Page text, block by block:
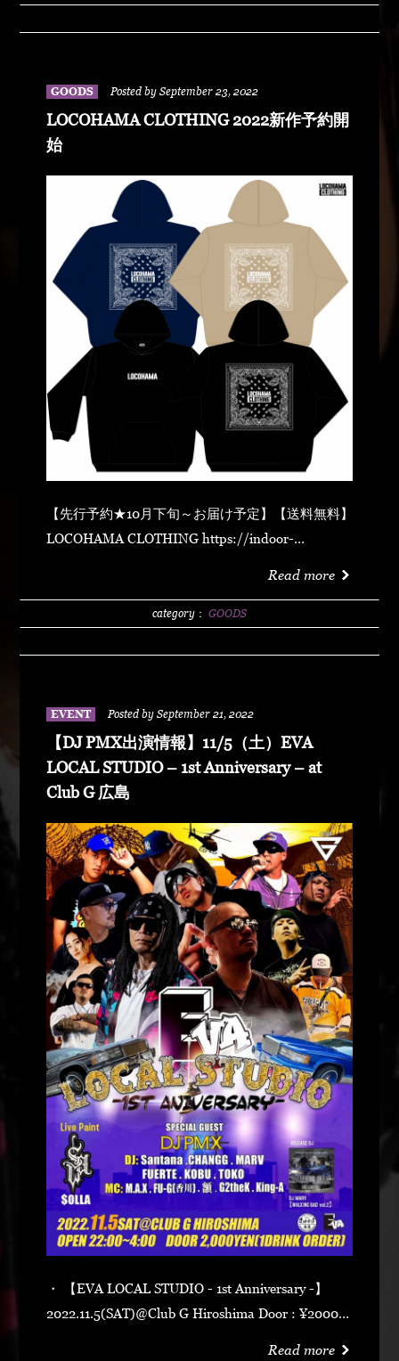
ど歴代の代表曲14曲に、新曲を2曲加えた全16曲を
詰め込んだベストアルバムがここに完成！
2022.9.21 ON STREETcak73 BEST ALBUM「ALL
BEATBANK(2021) 3.Night Cruisin'
ft.Kayzabro(DS455) / prod.by DJ KENZI a.k.a
BLACK BEATZ(2017) 4.Come With Us ft.DJ
GO /
prod.by DJ
GO(2017) 5.ARUGA MAMA ft.KUTS
DA COYOTE&BUGA SUMMER / prod.by DJ
PMX(2021) 6.SUNDAY / prod.by
BEATBANK(2022) 7.Don't Forget Da Roots ft.YKT
~DPG shout outver.~ / prod.by Kazto Fresh(2016)
8.FLeX SUMMeR ft. TAKIZAWA STEPH / prod.by
DJ KENZI a.k.a BLACK BEATZ(2021) 9.ZERO /
prod.by DJ BA & Kazto Fresh（2017） 10.Morning
prod.byRYUUKIBEATZ(2019) 11.JUST MOVE ON
1986REMIX ft.KEN a.k.a DEMIGOD.MoNa a.k.a
13.MY LIFE /prod.by DJ PMX(2019) 14.ANSWER
https://www.instagram.com/cak73/
GOODS Posted by September 23, 2022
LOCOHAMA CLOTHING 2022新作予約開
始
【先行予約★10月下旬～お届け予定】【送料無料】
LOCOHAMA CLOTHING https://indoor-
Read more
category： GOODS
EVENT Posted by September 21, 2022
【DJ PMX出演情報】11/5（土）EVA
LOCAL STUDIO – 1st Anniversary – at
Club G 広島
・ 【EVA LOCAL STUDIO - 1st Anniversary -】
2022.11.5(SAT)@Club G Hiroshima Door : ¥2000-
Read more